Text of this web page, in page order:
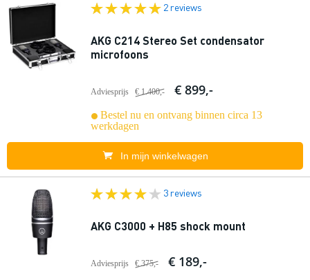
2 reviews
AKG C214 Stereo Set condensator
microfoons
Adviesprijs € 1.400,- € 899,-
Bestel nu en ontvang binnen circa 13
werkdagen
In mijn winkelwagen
3 reviews
AKG C3000 + H85 shock mount
Adviesprijs € 375,- € 189,-